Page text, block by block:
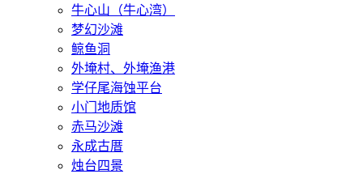
牛心山（牛心湾）
梦幻沙滩
鲸鱼洞
外埯村、外埯渔港
学仔尾海蚀平台
小门地质馆
赤马沙滩
永成古厝
烛台四景